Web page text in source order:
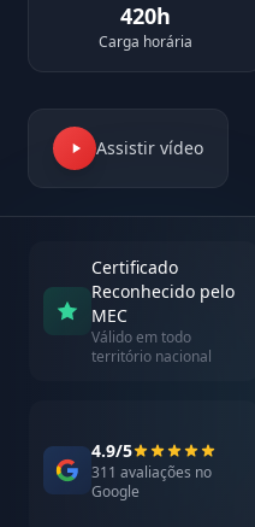
420h
Carga horária
Assistir vídeo
Certificado
Reconhecido pelo
MEC
Válido em todo
território nacional
4.9/5
311 avaliações no
Google